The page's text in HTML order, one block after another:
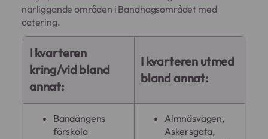
närliggande områden i Bandhagsområdet med
catering.
I kvarteren
kring/vid bland
annat:
I kvarteren utmed
bland annat:
Bandängens
förskola
Almnäsvägen,
Askersgata,